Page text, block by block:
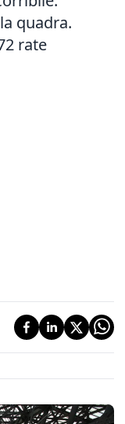
quadra.
rate